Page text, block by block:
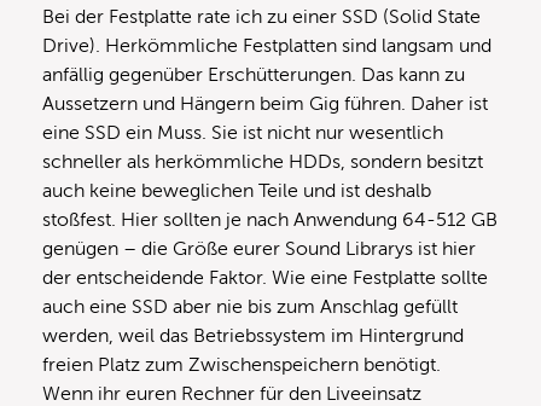
Bei der Festplatte rate ich zu einer SSD (Solid State
Drive). Herkömmliche Festplatten sind langsam und
anfällig gegenüber Erschütterungen. Das kann zu
Aussetzern und Hängern beim Gig führen. Daher ist
eine SSD ein Muss. Sie ist nicht nur wesentlich
schneller als herkömmliche HDDs, sondern besitzt
auch keine beweglichen Teile und ist deshalb
stoßfest. Hier sollten je nach Anwendung 64-512 GB
genügen – die Größe eurer Sound Librarys ist hier
der entscheidende Faktor. Wie eine Festplatte sollte
auch eine SSD aber nie bis zum Anschlag gefüllt
werden, weil das Betriebssystem im Hintergrund
freien Platz zum Zwischenspeichern benötigt.
Wenn ihr euren Rechner für den Liveeinsatz